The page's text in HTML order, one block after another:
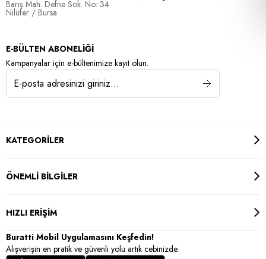
Barış Mah. Defne Sok. No: 34
Nilüfer / Bursa
E-BÜLTEN ABONELİĞİ
Kampanyalar için e-bültenimize kayıt olun.
KATEGORİLER
ÖNEMLİ BİLGİLER
HIZLI ERİŞİM
Buratti Mobil Uygulamasını Keşfedin!
Alışverişin en pratik ve güvenli yolu artık cebinizde.